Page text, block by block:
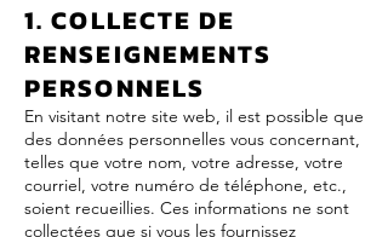
1. COLLECTE DE
RENSEIGNEMENTS
PERSONNELS
En visitant notre site web, il est possible que
des données personnelles vous concernant,
telles que votre nom, votre adresse, votre
courriel, votre numéro de téléphone, etc.,
soient recueillies. Ces informations ne sont
collectées que si vous les fournissez